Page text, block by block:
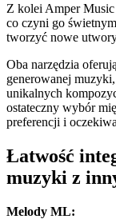
Z kolei Amper Music
co czyni go
tworzyć nowe
Oba narzędzia
generowanej
unikalnych
ostateczny wybór
preferencji i
Łatwość
muzyki z
Melody ML: